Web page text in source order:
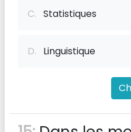
C. Statistiques
D. Linguistique